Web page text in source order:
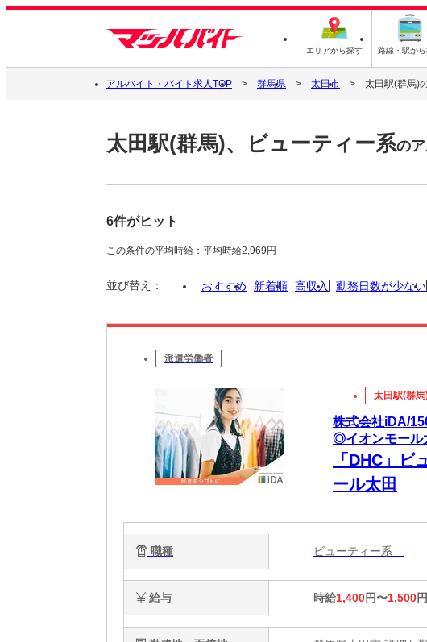
エリアから探す 路線・駅か
アルバイト・バイト求人TOP 群馬県 太田市 太田駅(群馬)
太田駅(群馬)、ビューティー系の
6件がヒット
この条件の平均時給：平均時給2,969円
並び替え： おすすめ 新着順 高収入 勤務日数が少ない
派遣労働者
太田駅(群馬
株式会社iDA/
◎イオンモール
「DHC」
ール太田
職種 ビューティー系
給与 時給1,400円〜1,500円